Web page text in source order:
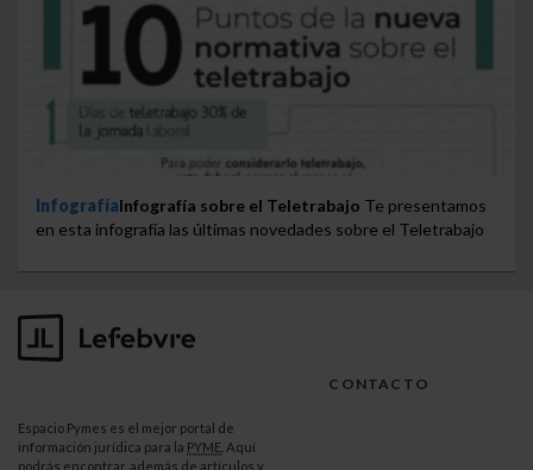
InfografíaInfografía sobre el Teletrabajo Te presentamos
en esta infografía las últimas novedades sobre el Teletrabajo
CONTACTO
Espacio Pymes es el mejor portal de
información jurídica para la PYME . Aquí
podrás encontrar, además de artículos y